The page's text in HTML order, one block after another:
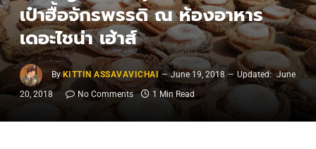
เป๋าฮื้อจักรพรรดิ ณ ห้องอาหาร
เดอะไชน่า เฮ้าส์
By KITTIN ASSAVAVICHAI June 19, 2018 Updated: June
20, 2018
No Comments 1 Min Read